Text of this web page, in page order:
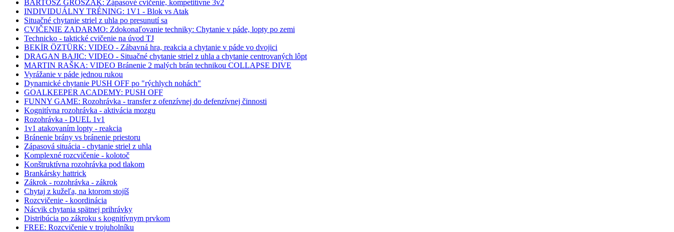
BARTOSZ GROSZAK: Zápasové cvičenie, kompetitívne 3v2
INDIVIDUÁLNY TRÉNING: 1V1 - Blok vs Atak
Situačné chytanie striel z uhla po presunutí sa
CVIČENIE ZADARMO: Zdokonaľovanie techniky: Chytanie v páde, lopty po zemi
Technicko - taktické cvičenie na úvod TJ
BEKİR ÖZTÜRK: VIDEO - Zábavná hra, reakcia a chytanie v páde vo dvojici
DRAGAN BAJIC: VIDEO - Situačné chytanie striel z uhla a chytanie centrovaných lôpt
MARTIN RAŠKA: VIDEO Bránenie 2 malých brán technikou COLLAPSE DIVE
Vyrážanie v páde jednou rukou
Dynamické chytanie PUSH OFF po "rýchlych nohách"
GOALKEEPER ACADEMY: PUSH OFF
FUNNY GAME: Rozohrávka - transfer z ofenzívnej do defenzívnej činnosti
Kognitívna rozohrávka - aktivácia mozgu
Rozohrávka - DUEL 1v1
1v1 atakovaním lopty - reakcia
Bránenie brány vs bránenie priestoru
Zápasová situácia - chytanie striel z uhla
Komplexné rozcvičenie - kolotoč
Konštruktívna rozohrávka pod tlakom
Brankársky hattrick
Zákrok - rozohrávka - zákrok
Chytaj z kužeľa, na ktorom stojíš
Rozcvičenie - koordinácia
Nácvik chytania spätnej prihrávky
Distribúcia po zákroku s kognitívnym prvkom
FREE: Rozcvičenie v trojuholníku